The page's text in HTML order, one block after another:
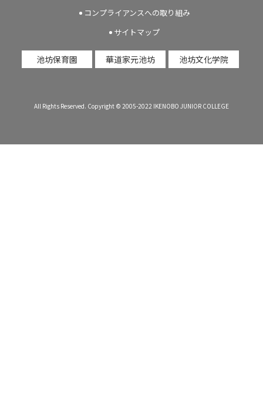
コンプライアンスへの取り組み
サイトマップ
池坊保育園 華道家元池坊 池坊文化学院
All Rights Reserved. Copyright © 2005-2022 IKENOBO JUNIOR COLLEGE